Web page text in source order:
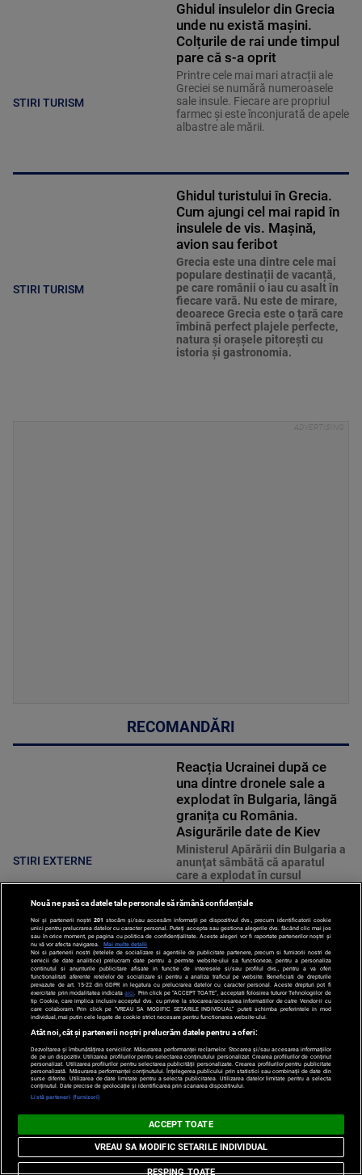
STIRI TURISM
Ghidul insulelor din Grecia
unde nu există mașini.
Colțurile de rai unde timpul
pare că s-a oprit
Printre cele mai mari atracții ale
Greciei se numără numeroasele
sale insule. Fiecare are propriul
farmec și este înconjurată de apele
albastre ale mării.
STIRI TURISM
Ghidul turistului în Grecia.
Cum ajungi cel mai rapid în
insulele de vis. Mașină,
avion sau feribot
Grecia este una dintre cele mai
populare destinații de vacanță,
pe care românii o iau cu asalt în
fiecare vară. Nu este de mirare,
deoarece Grecia este o țară care
îmbină perfect plajele perfecte,
natura și orașele pitorești cu
istoria și gastronomia.
RECOMANDĂRI
STIRI EXTERNE
Reacția Ucrainei după ce
una dintre dronele sale a
explodat în Bulgaria, lângă
granița cu România.
Asigurările date de Kiev
Ministerul Apărării din Bulgaria a
anunţat sâmbătă că aparatul
care a explodat în cursul
dimineţii în spaţiul aerian al ţării,
în apropiere de graniţa cu
transbalcanic, era probabil o
dronă momeală ucraineană de tip
Maya.
STIRI ECONOMICE
Finanțele României se
pregătesc pentru cel de-al
treilea test. Standard &
Poor’s decide dacă scapăm
de „junk”
retrogradarea la categoria „junk”.
Agenția Moody's, a reconfirmat
ratingul României, dar cu
perspectivă negativă. Asta
înseamnă că țara noastră rămâne
Nouă ne pasă ca datele tale personale să rămână confidențiale
Noi și partenerii noștri 201 stocăm și/sau accesăm informații pe dispozitivul dvs., precum identificatorii cookie
unici pentru prelucrarea datelor cu caracter personal. Puteți accepta sau gestiona alegerile dvs. făcând clic mai jos
sau în orice moment, pe pagina cu politica de confidențialitate. Aceste alegeri vor fi raportate partenerilor noștri și
nu vă vor afecta navigarea.
Mai multe detalii
Noi si partenerii nostri (retelele de socializare si agentiile de publicitate partenere, precum si furnizorii nostri de
servicii de date analitice) prelucram date pentru a permite website-ului sa functioneze, pentru a personaliza
continutul si anunturile publicitare afisate in functie de interesele si/sau profilul dvs., pentru a va oferi
functionalitati aferente retelelor de socializare si pentru a analiza traficul pe website. Beneficiati de drepturile
prevazute de art. 15-22 din GDPR in legatura cu prelucrarea datelor cu caracter personal. Aceste drepturi pot fi
exercitate prin modalitatea indicataaici . Prin click pe “ACCEPT TOATE”, acceptati folosirea tuturor Tehnologiilor de
tip Cookie, care implica inclusiv acceptul dvs. cu privire la stocarea/accesarea informatiilor de catre Vendor-ii cu
care colaboram. Prin click pe “VREAU SA MODIFIC SETARILE INDIVIDUAL” puteti schimba preferintele in mod
individual, mai putin cele legate de cookie strict necesare pentru functionarea website-ului.
Atât noi, cât și partenerii noștri prelucrăm datele pentru a oferi:
Dezvoltarea și îmbunătățirea serviciilor. Măsurarea performanței reclamelor. Stocarea și/sau accesarea informațiilor
de pe un dispozitiv. Utilizarea profilurilor pentru selectarea conținutului personalizat. Crearea profilurilor de conținut
personalizat. Utilizarea profilurilor pentru selectarea publicității personalizate. Crearea profilurilor pentru publicitate
personalizată. Măsurarea performanței conținutului. Înțelegerea publicului prin statistici sau combinații de date din
surse diferite. Utilizarea de date limitate pentru a selecta publicitatea. Utilizarea datelor limitate pentru a selecta
conținutul. Date precise de geolocație și identificarea prin scanarea dispozitivului.
Listă parteneri (furnizori)
ACCEPT TOATE
RESPING TOATE
VREAU SA MODIFIC SETARILE INDIVIDUAL